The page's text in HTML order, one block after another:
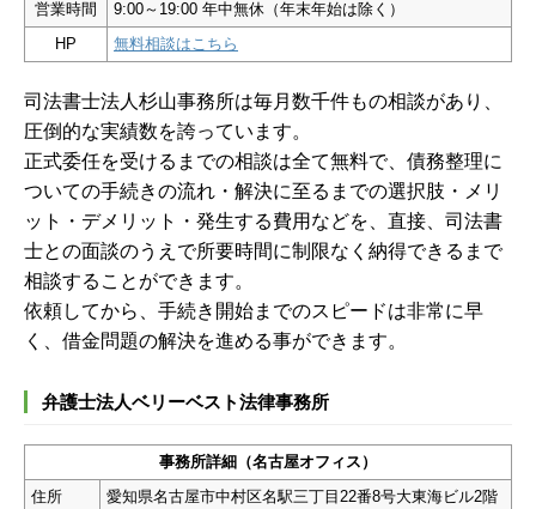
営業時間
9:00～19:00 年中無休（年末年始は除く）
HP
無料相談はこちら
司法書士法人杉山事務所は毎月数千件もの相談があり、
圧倒的な実績数を誇っています。
正式委任を受けるまでの相談は全て無料で、債務整理に
ついての手続きの流れ・解決に至るまでの選択肢・メリ
ット・デメリット・発生する費用などを、直接、司法書
士との面談のうえで所要時間に制限なく納得できるまで
相談することができます。
依頼してから、手続き開始までのスピードは非常に早
く、借金問題の解決を進める事ができます。
弁護士法人ベリーベスト法律事務所
事務所詳細（名古屋オフィス）
住所
愛知県名古屋市中村区名駅三丁目22番8号大東海ビル2階